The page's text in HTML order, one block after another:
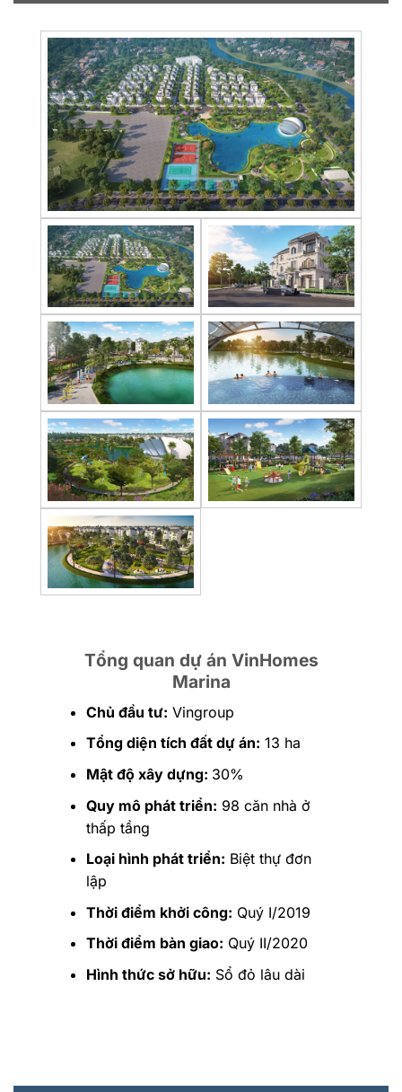
Tổng quan dự án VinHomes
Marina
Chủ đầu tư: Vingroup
Tổng diện tích đất dự án: 13 ha
Mật độ xây dựng: 30%
Quy mô phát triển: 98 căn nhà ở
thấp tầng
Loại hình phát triển: Biệt thự đơn
lập
Thời điểm khởi công: Quý I/2019
Thời điểm bàn giao: Quý II/2020
Hình thức sở hữu: Sổ đỏ lâu dài